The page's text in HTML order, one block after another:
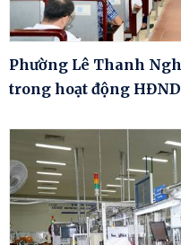
Phường Lê Thanh
trong hoạt động HĐND